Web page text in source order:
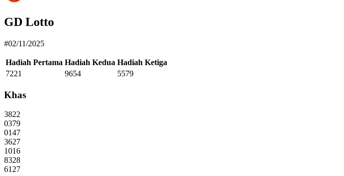
GD Lotto
#02/11/2025
Hadiah Pertama Hadiah Kedua Hadiah Ketiga
7221
9654 5579
Khas
3822
0379
0147
3627
1016
8328
6127